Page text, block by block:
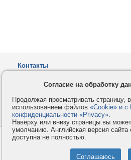
Контакты
Как оплатить
© 2008-2026VMESTE.EU
Согласие на обработку
Продолжая просматривать страницу,
использованием файлов «Cookie» и с
конфиденциальности «Privacy».
Наверху или внизу страницы вы
умолчанию. Английская версия
доступна не полностью.